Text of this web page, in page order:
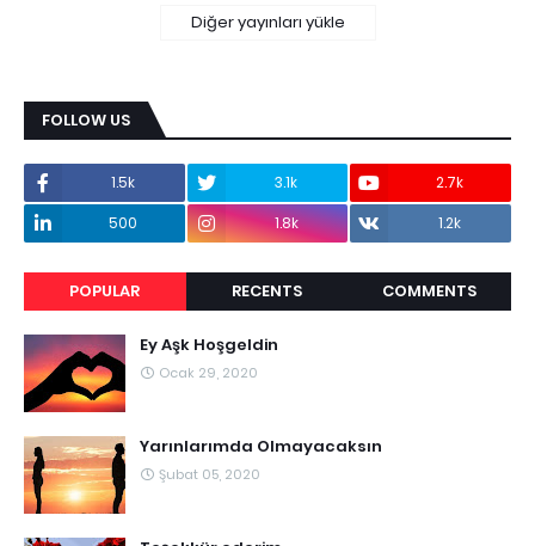
Diğer yayınları yükle
FOLLOW US
1.5k 3.1k
2.7k
500
1.8k 1.2k
POPULAR RECENTS COMMENTS
Ey Aşk Hoşgeldin
Ocak 29, 2020
Yarınlarımda Olmayacaksın
Şubat 05, 2020